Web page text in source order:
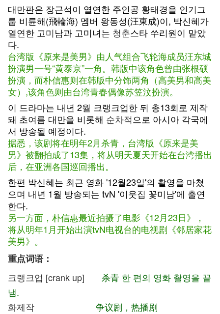
대만판은 장근석이 열연한 주인공 황태경을 인기그
룹 비륜해(飛輪海) 멤버 왕동성(汪東成)이, 박신혜가
열연한 고미남과 고미녀는 청춘스타 쑤리원이 맡았
다.
台湾版《原来是美男》由人气组合飞轮海成员汪东城
扮演男一号“黄泰京”一角。韩版中该角色曾由张根硕
扮演，而朴信惠则在韩版中分饰两角（高美男和高美
女）,该角色则由台湾青春偶像苏笠汶扮演。
이 드라마는 내년 2월 크랭크업한 뒤 총13회로 제작
돼 초여름 대만을 비롯해 순차적으로 아시아 각국에
서 방송될 예정이다.
据悉，该剧将在明年2月杀青，台湾版《原来是美
男》被翻拍成了13集，将从明天夏天开始在台湾播出
后，在亚洲各国巡回播出。
한편 박신혜는 최근 영화 '12월23일'의 촬영을 마쳤
으며 내년 1월 방송되는 tvN '이웃집 꽃미남'에 출연
한다.
另一方面，朴信惠最近拍摄了电影《12月23日》，
将从明年1月开始出演tvN电视台的电视剧《邻居家花
美男》。
重点词语：
크랭크업 [crank up] 杀青 한 편의 영화 촬영을 끝
냄.
화제작
争议剧，热播剧